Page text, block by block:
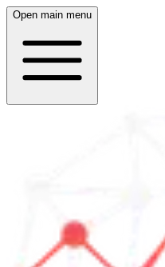
Open main menu